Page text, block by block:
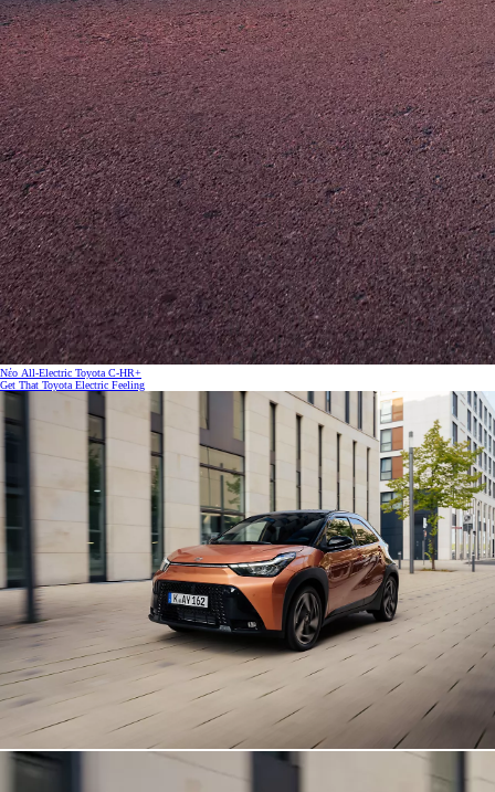
Νέο All-Electric Toyota C-HR+
Get That Toyota Electric Feeling